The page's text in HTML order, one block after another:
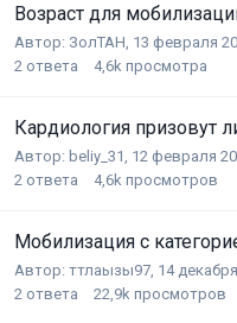
Возраст для
Автор: ЗолТАН 13 февраля
2 ответа 4,6k просмотра
Кардиология призовут
Автор: beliy_31 12 февраля
2 ответа 4,6k просмотров
Мобилизация с
Автор: ттлаызы97 14
2 ответа 22,9k просмотров